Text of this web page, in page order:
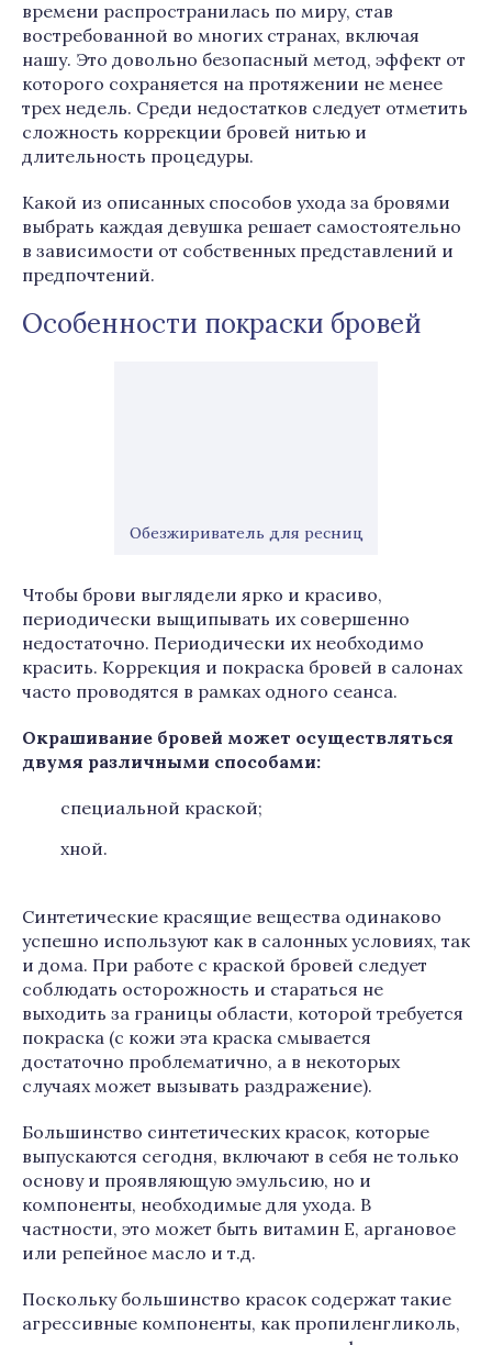
времени распространилась по миру, став
востребованной во многих странах, включая
нашу. Это довольно безопасный метод, эффект от
которого сохраняется на протяжении не менее
трех недель. Среди недостатков следует отметить
сложность коррекции бровей нитью и
длительность процедуры.
Какой из описанных способов ухода за бровями
выбрать каждая девушка решает самостоятельно
в зависимости от собственных представлений и
предпочтений.
Особенности покраски бровей
Обезжириватель для ресниц
Чтобы брови выглядели ярко и красиво,
периодически выщипывать их совершенно
недостаточно. Периодически их необходимо
красить. Коррекция и покраска бровей в салонах
часто проводятся в рамках одного сеанса.
Окрашивание бровей может осуществляться
двумя различными способами:
специальной краской;
хной.
Синтетические красящие вещества одинаково
успешно используют как в салонных условиях, так
и дома. При работе с краской бровей следует
соблюдать осторожность и стараться не
выходить за границы области, которой требуется
покраска (с кожи эта краска смывается
достаточно проблематично, а в некоторых
случаях может вызывать раздражение).
Большинство синтетических красок, которые
выпускаются сегодня, включают в себя не только
основу и проявляющую эмульсию, но и
компоненты, необходимые для ухода. В
частности, это может быть витамин Е, аргановое
или репейное масло и т.д.
Поскольку большинство красок содержат такие
агрессивные компоненты, как пропиленгликоль,